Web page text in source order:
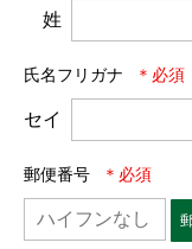
姓
氏名フリガナ
セイ
郵便番号